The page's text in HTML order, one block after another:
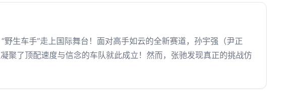
生车手”走上国际舞台！面对高手如云的全新赛道，孙宇强（尹正
聚了顶配速度与信念的车队就此成立！然而，张驰发现真正的挑战仿